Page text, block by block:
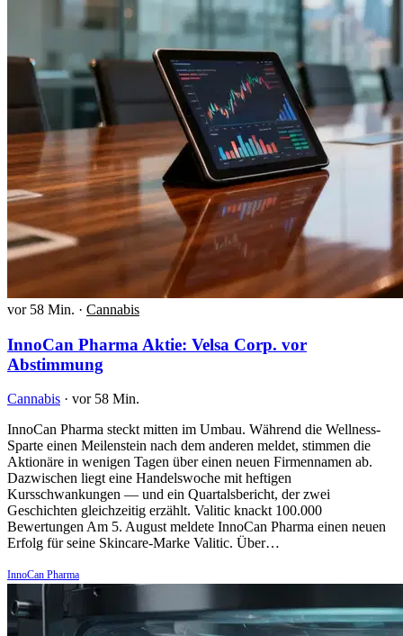
vor 58 Min. · Cannabis
InnoCan Pharma Aktie: Velsa Corp. vor
Abstimmung
Cannabis · vor 58 Min.
InnoCan Pharma steckt mitten im Umbau. Während die Wellness-
Sparte einen Meilenstein nach dem anderen meldet, stimmen die
Aktionäre in wenigen Tagen über einen neuen Firmennamen ab.
Dazwischen liegt eine Handelswoche mit heftigen
Kursschwankungen — und ein Quartalsbericht, der zwei
Geschichten gleichzeitig erzählt. Valitic knackt 100.000
Bewertungen Am 5. August meldete InnoCan Pharma einen neuen
Erfolg für seine Skincare-Marke Valitic. Über…
InnoCan Pharma